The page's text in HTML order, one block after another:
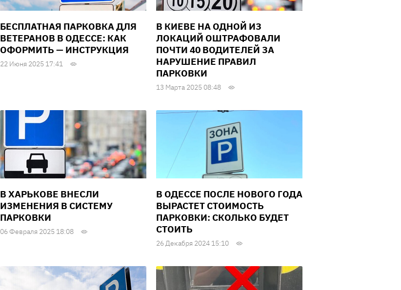
БЕСПЛАТНАЯ ПАРКОВКА ДЛЯ
ВЕТЕРАНОВ В ОДЕССЕ: КАК
ОФОРМИТЬ — ИНСТРУКЦИЯ
22 Июня 2025 17:41
В КИЕВЕ НА ОДНОЙ ИЗ
ЛОКАЦИЙ ОШТРАФОВАЛИ
ПОЧТИ 40 ВОДИТЕЛЕЙ ЗА
НАРУШЕНИЕ ПРАВИЛ
ПАРКОВКИ
13 Марта 2025 08:48
В ХАРЬКОВЕ ВНЕСЛИ
ИЗМЕНЕНИЯ В СИСТЕМУ
ПАРКОВКИ
06 Февраля 2025 18:08
В ОДЕССЕ ПОСЛЕ НОВОГО ГОДА
ВЫРАСТЕТ СТОИМОСТЬ
ПАРКОВКИ: СКОЛЬКО БУДЕТ
СТОИТЬ
26 Декабря 2024 15:10